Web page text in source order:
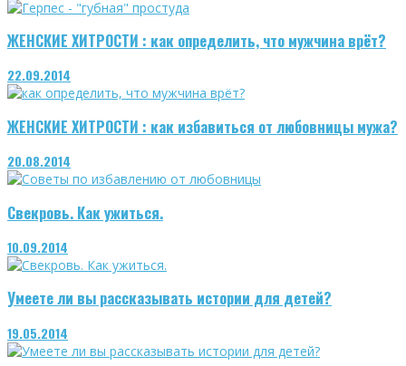
ЖЕНСКИЕ ХИТРОСТИ : как определить, что мужчина врёт?
22.09.2014
ЖЕНСКИЕ ХИТРОСТИ : как избавиться от любовницы мужа?
20.08.2014
Свекровь. Как ужиться.
10.09.2014
Умеете ли вы рассказывать истории для детей?
19.05.2014